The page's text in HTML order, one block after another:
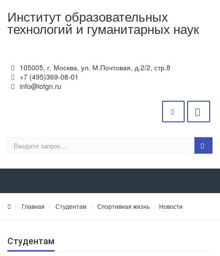
Институт образовательных
технологий и гуманитарных наук
105005, г. Москва, ул. М.Почтовая, д.2/2, стр.8
+7 (495)369-08-01
info@iotgn.ru
Главная Студентам Спортивная жизнь Новости
Студентам